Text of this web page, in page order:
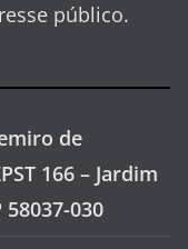
público.
de
166 – Jardim
58037-030